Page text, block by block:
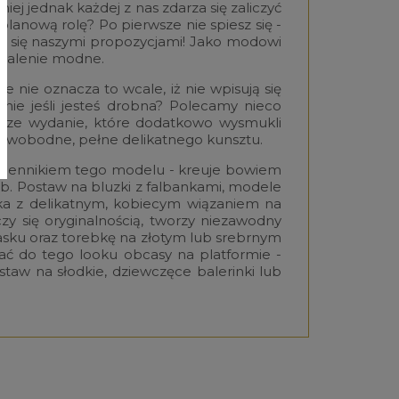
jednak każdej z nas zdarza się zaliczyć
rolę? Po pierwsze nie spiesz się -
się naszymi propozycjami! Jako modowi
modne.
nie oznacza to wcale, iż nie wpisują się
jeśli jesteś drobna? Polecamy nieco
wydanie, które dodatkowo wysmukli
pełne delikatnego kunsztu.
tego modelu - kreuje bowiem
Postaw na bluzki z falbankami, modele
z delikatnym, kobiecym wiązaniem na
się oryginalnością, tworzy niezawodny
oraz torebkę na złotym lub srebrnym
do tego looku obcasy na platformie -
na słodkie, dziewczęce balerinki lub